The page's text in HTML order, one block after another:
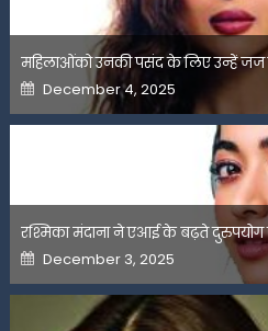
महिलाओंको उनकी पसंद के लिए उन्हें जज
Posted
on
December 4, 2025
रश्मिका मंदाना ने एआई के बढ़ते दुरुपयोग
Posted
on
December 3, 2025